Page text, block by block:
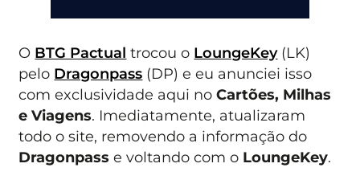
O BTG Pactual trocou o LoungeKey(LK)
pelo Dragonpass (DP) e eu anunciei isso
com exclusividade aqui noCartões, Milhas
e Viagens. Imediatamente, atualizaram
todo o site, removendo a informação do
Dragonpass e voltando com o LoungeKey.